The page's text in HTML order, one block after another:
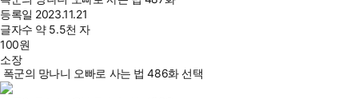
등록일 2023.11.21
글자수 약 5.5천 자
100원
소장
폭군의 망나니 오빠로 사는 법 486화 선택